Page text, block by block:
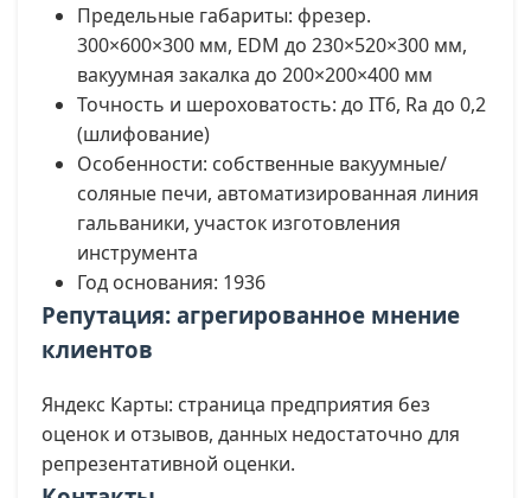
Предельные габариты: фрезер.
300×600×300 мм, EDM до 230×520×300 мм,
вакуумная закалка до 200×200×400 мм
Точность и шероховатость: до IT6, Ra до 0,2
(шлифование)
Особенности: собственные вакуумные/
соляные печи, автоматизированная линия
гальваники, участок изготовления
инструмента
Год основания: 1936
Репутация: агрегированное мнение
клиентов
Яндекс Карты: страница предприятия без
оценок и отзывов, данных недостаточно для
репрезентативной оценки.